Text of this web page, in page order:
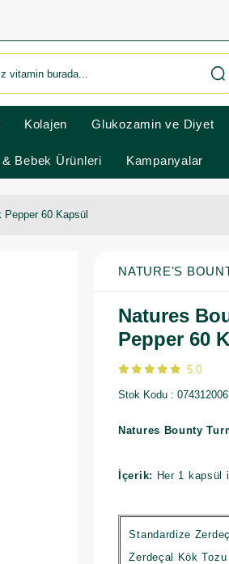
Kolajen Glukozamin ve Diyet
Bebek Ürünleri Kampanyalar
60 Kapsül
NATURE'S
Natures
Pepper 60
5.0
Stok Kodu
Natures Bounty
İçerik: Her 1 kapsül
Standardize
Zerdeçal Kök Tozu